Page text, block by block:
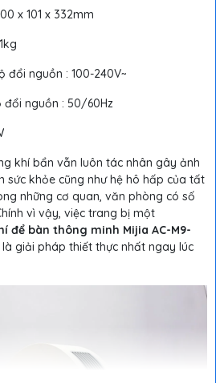
x 101 x 332mm
đổi nguồn : 100-240V~
đổi nguồn : 50/60Hz
khí bẩn vẫn luôn tác nhân gây ảnh
sức khỏe cũng như hệ hô hấp của tất
những cơ quan, văn phòng có số
vì vậy, việc trang bị một
để bàn thông minh Mijia AC-M9-
giải pháp thiết thực nhất ngay lúc